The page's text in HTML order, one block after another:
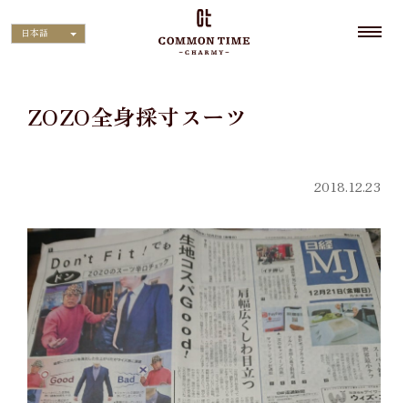
日本語
ZOZO全身採寸スーツ
2018.12.23